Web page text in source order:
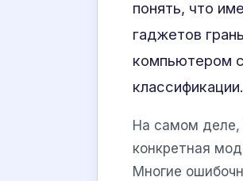
понять, что
гаджетов
компьютером
классификации.
На самом деле,
конкретная
Многие